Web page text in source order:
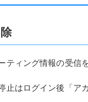
ティング情報の受信
止はログイン後「ア